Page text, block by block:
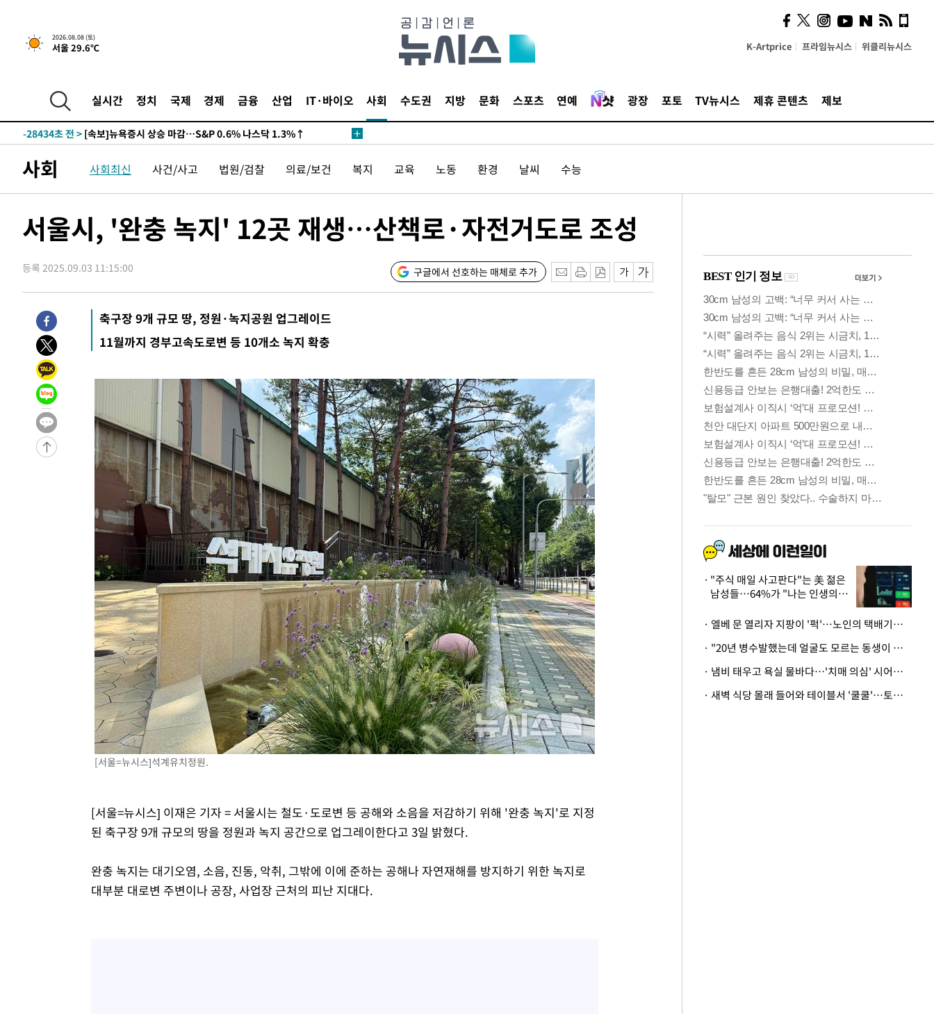
2026.08.08 (토)
서울 29.6℃ K-Artprice 프라임뉴시스 위클리뉴시스
실시간 정치 국제 경제 금융 산업 IT·바이오 사회 수도권 지방 문화 스포츠 연예 광장 포토 TV뉴시스 제휴 콘텐츠 제보
-28434초 전 > [속보]뉴욕증시 상승 마감…S&P 0.6% 나스닥 1.3%↑
사회 사회최신 사건/사고 법원/검찰 의료/보건 복지 교육 노동 환경 날씨 수능
서울시, '완충 녹지' 12곳 재생…산책로·자전거도로 조성
등록 2025.09.03 11:15:00 구글에서 선호하는 매체로 추가
축구장 9개 규모 땅, 정원·녹지공원 업그레이드
11월까지 경부고속도로변 등 10개소 녹지 확충
[서울=뉴시스]석계유치정원.
[서울=뉴시스] 이재은 기자 = 서울시는 철도·도로변 등 공해와 소음을 저감하기 위해 '완충 녹지'로 지정
된 축구장 9개 규모의 땅을 정원과 녹지 공간으로 업그레이한다고 3일 밝혔다.
완충 녹지는 대기오염, 소음, 진동, 악취, 그밖에 이에 준하는 공해나 자연재해를 방지하기 위한 녹지로
대부분 대로변 주변이나 공장, 사업장 근처의 피난 지대다.
시, 스마트폰 액세서리에
NFC 더했다
"주식 매일 사고판다"는 美 젊은
남성들…64%가 "나는 인생의
· 엘베 문 열리자 지팡이 '퍽'…노인의 택배기사 폭행 이유
· "20년 병수발했는데 얼굴도 모르는 동생이 유산 절반을"…배다른 형제 상속권 있을까
· 냄비 태우고 욕실 물바다…'치매 의심' 시어머니 검사 권유했다가 '날벼락'
· 새벽 식당 몰래 들어와 테이블서 '쿨쿨'…토사물 남기고 사라진 남성